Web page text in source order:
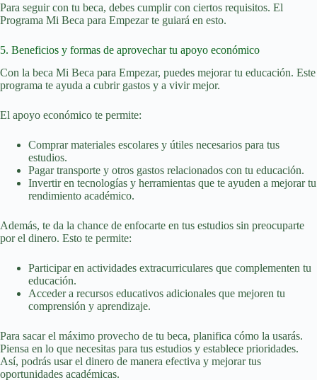
Para seguir con tu beca, debes cumplir con ciertos requisitos. El
Programa Mi Beca para Empezar te guiará en esto.
5. Beneficios y formas de aprovechar tu apoyo económico
Con la beca Mi Beca para Empezar, puedes mejorar tu educación. Este
programa te ayuda a cubrir gastos y a vivir mejor.
El apoyo económico te permite:
Comprar materiales escolares y útiles necesarios para tus
estudios.
Pagar transporte y otros gastos relacionados con tu educación.
Invertir en tecnologías y herramientas que te ayuden a mejorar tu
rendimiento académico.
Además, te da la chance de enfocarte en tus estudios sin preocuparte
por el dinero. Esto te permite:
Participar en actividades extracurriculares que complementen tu
educación.
Acceder a recursos educativos adicionales que mejoren tu
comprensión y aprendizaje.
Para sacar el máximo provecho de tu beca, planifica cómo la usarás.
Piensa en lo que necesitas para tus estudios y establece prioridades.
Así, podrás usar el dinero de manera efectiva y mejorar tus
oportunidades académicas.